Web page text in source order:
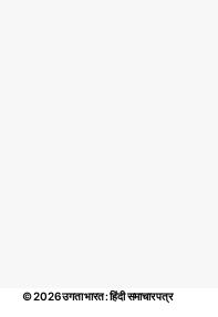
© 2026उगता भारत : हिंदी समाचार पत्र